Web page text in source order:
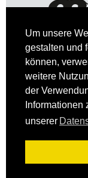
Um unsere
gestalten und
können,
weitere
der
unserer